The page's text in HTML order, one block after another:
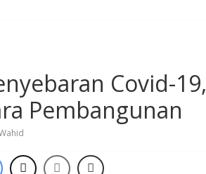
Covid-
Pembangunan